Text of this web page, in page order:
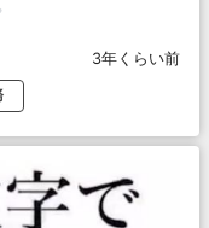
3年くらい前